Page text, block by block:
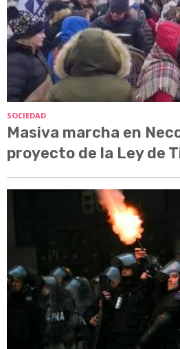
SOCIEDAD
Masiva marcha en
proyecto de la Ley de